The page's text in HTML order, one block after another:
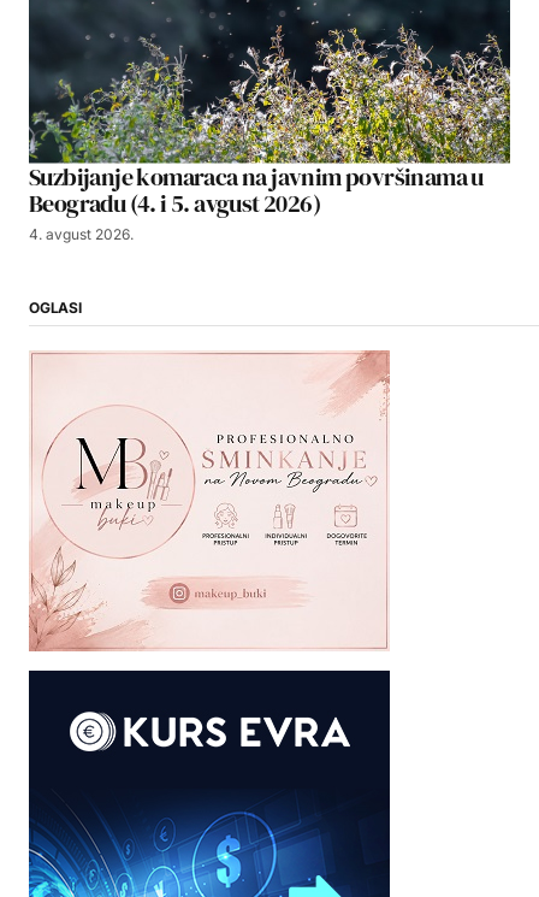
Suzbijanje komaraca na javnim površinama u
Beogradu (4. i 5. avgust 2026)
4. avgust 2026.
OGLASI